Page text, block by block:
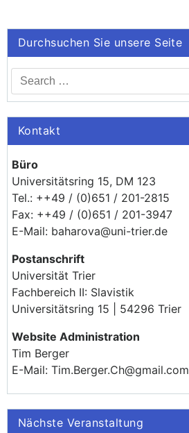
Durchsuchen Sie unsere Seite
Kontakt
Büro
Universitätsring 15, DM 123
Tel.: ++49 / (0)651 / 201-2815
Fax: ++49 / (0)651 / 201-3947
E-Mail: baharova@uni-trier.de
Postanschrift
Universität Trier
Fachbereich II: Slavistik
Universitätsring 15 | 54296 Trier
Website Administration
Tim Berger
E-Mail: Tim.Berger.Ch@gmail.com
Nächste Veranstaltung